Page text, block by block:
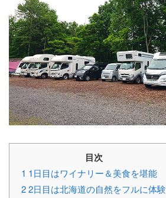
目次
1 1日目はワイナリー＆美食を堪能
22日目は北海道の自然をフルに体験